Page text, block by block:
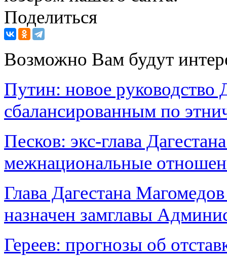
Поделиться
Возможно Вам будут
Путин: новое руководство
сбалансированным по
Песков: экс-глава
межнациональные
Глава Дагестана
назначен замглавы
Гереев: прогнозы об